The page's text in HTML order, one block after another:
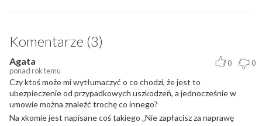
Komentarze (3)
Agata
ponad rok temu
0 0
Czy ktoś może mi wytłumaczyć o co chodzi, że jest to
ubezpieczenie od przypadkowych uszkodzeń, a jednocześnie w
umowie można znaleźć trochę co innego?
Na xkomie jest napisane coś takiego „Nie zapłacisz za naprawę